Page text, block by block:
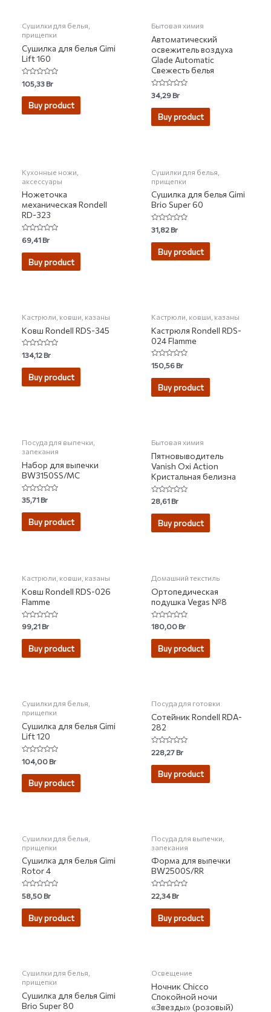
Сушилки для белья,
прищепки
Сушилка для белья Gimi
Lift 160
Rated
0
out
105,33Br
Buy product
Бытовая химия
Автоматический
освежитель воздуха
Glade Automatic
Свежесть белья
Rated
0
out
34,29Br
Buy product
Кухонные ножи,
аксессуары
Ножеточка
механическая Rondell
RD-323
Rated
0
out
69,41Br
Buy product
Сушилки для белья,
прищепки
Сушилка для белья Gimi
Brio Super 60
Rated
0
out
31,82Br
Buy product
Кастрюли, ковши, казаны
Ковш Rondell RDS-345
Rated
0
out
134,12Br
Buy product
Кастрюли, ковши, казаны
Кастрюля Rondell RDS-
024 Flamme
Rated
0
out
150,56Br
Buy product
Посуда для выпечки,
запекания
Набор для выпечки
BW3150SS/MC
Rated
0
out
35,71Br
Buy product
Бытовая химия
Пятновыводитель
Vanish Oxi Action
Кристальная белизна
Rated
0
out
28,61Br
Buy product
Кастрюли, ковши, казаны
Ковш Rondell RDS-026
Flamme
Rated
0
out
99,21Br
Buy product
Домашний текстиль
Ортопедическая
подушка Vegas №8
Rated
0
out
180,00Br
Buy product
Сушилки для белья,
прищепки
Сушилка для белья Gimi
Lift 120
Rated
0
out
104,00Br
Buy product
Посуда для готовки
Сотейник Rondell RDA-
282
Rated
0
out
228,27Br
Buy product
Сушилки для белья,
прищепки
Сушилка для белья Gimi
Rotor 4
Rated
0
out
58,50Br
Buy product
Посуда для выпечки,
запекания
Форма для выпечки
BW2500S/RR
Rated
0
out
22,34Br
Buy product
Сушилки для белья,
прищепки
Сушилка для белья Gimi
Brio Super 80
Освещение
Ночник Chicco
Спокойной ночи
«Звезды» (розовый)